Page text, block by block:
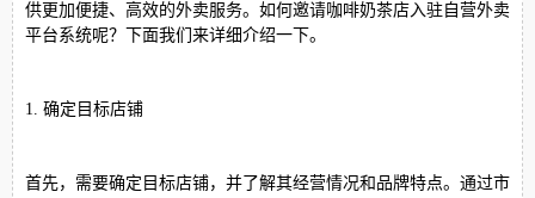
供更加便捷、高效的外卖服务。如何邀请咖啡奶茶店入驻自营外卖
平台系统呢？下面我们来详细介绍一下。
1. 确定目标店铺
首先，需要确定目标店铺，并了解其经营情况和品牌特点。通过市